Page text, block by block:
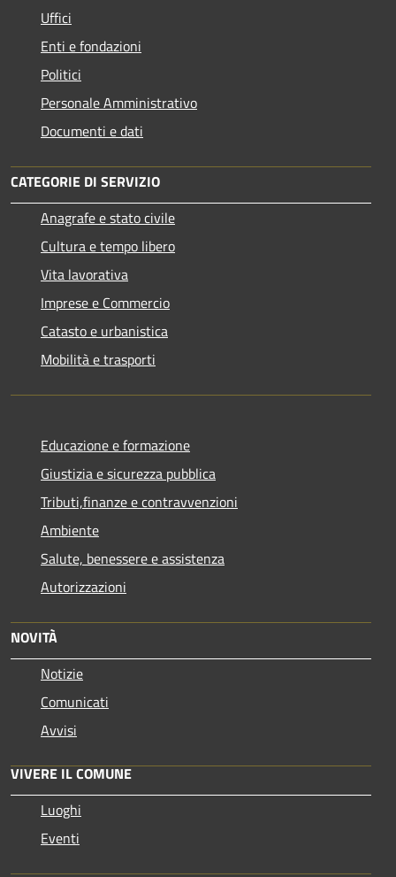
Uffici
Enti e fondazioni
Politici
Personale Amministrativo
Documenti e dati
CATEGORIE DI SERVIZIO
Anagrafe e stato civile
Cultura e tempo libero
Vita lavorativa
Imprese e Commercio
Catasto e urbanistica
Mobilità e trasporti
Educazione e formazione
Giustizia e sicurezza pubblica
Tributi,finanze e contravvenzioni
Ambiente
Salute, benessere e assistenza
Autorizzazioni
NOVITÀ
Notizie
Comunicati
Avvisi
VIVERE IL COMUNE
Luoghi
Eventi